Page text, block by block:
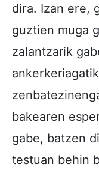
dira. Izan ere,
guztien muga
zalantzarik
bakearen
gabe, batzen
testuan behin